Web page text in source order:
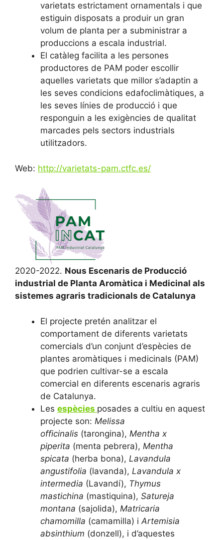
varietats estrictament ornamentals i que
estiguin disposats a produir un gran
volum de planta per a subministrar a
produccions a escala industrial.
El catàleg facilita a les persones
productores de PAM poder escollir
aquelles varietats que millor s’adaptin a
les seves condicions edafoclimàtiques, a
les seves línies de producció i que
responguin a les exigències de qualitat
marcades pels sectors industrials
utilitzadors.
Web: http://varietats-pam.ctfc.es/
2020-2022. Nous Escenaris de Producció
industrial de Planta Aromàtica i Medicinal als
sistemes agraris tradicionals de Catalunya
El projecte pretén analitzar el
comportament de diferents varietats
comercials d’un conjunt d’espècies de
plantes aromàtiques i medicinals (PAM)
que podrien cultivar-se a escala
comercial en diferents escenaris agraris
de Catalunya.
Les espècies posades a cultiu en aquest
projecte son: Melissa
officinalis (tarongina), Mentha x
piperita (menta pebrera), Mentha
spicata (herba bona), Lavandula
angustifolia (lavanda), Lavandula x
intermedia (Lavandí), Thymus
mastichina (mastiquina), Satureja
montana (sajolida), Matricaria
chamomilla (camamilla) i Artemisia
absinthium (donzell), i d’aquestes